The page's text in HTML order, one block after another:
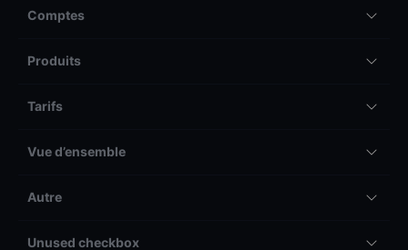
Comptes
Produits
Tarifs
Vue d’ensemble
Autre
Unused checkbox